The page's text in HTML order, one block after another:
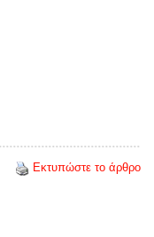
Εκτυπώστε το άρθρο